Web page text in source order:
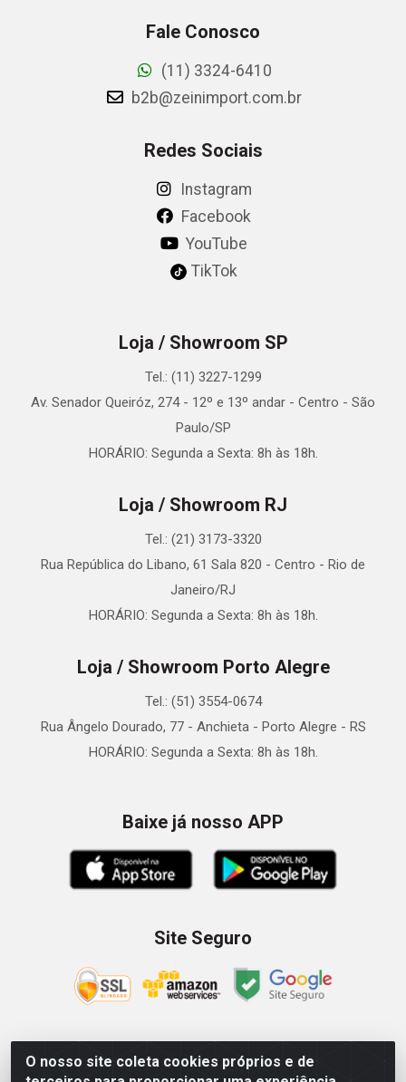
O nosso site coleta cookies próprios e de
Fale Conosco
(11) 3324-6410
b2b@zeinimport.com.br
Redes Sociais
Instagram
Facebook
YouTube
TikTok
Loja / Showroom SP
Tel.: (11) 3227-1299
Av. Senador Queiróz, 274 - 12º e 13º andar - Centro - São
Paulo/SP
HORÁRIO: Segunda a Sexta: 8h às 18h.
Loja / Showroom RJ
Tel.: (21) 3173-3320
Rua República do Libano, 61 Sala 820 - Centro - Rio de
Janeiro/RJ
HORÁRIO: Segunda a Sexta: 8h às 18h.
Loja / Showroom Porto Alegre
Tel.: (51) 3554-0674
Rua Ângelo Dourado, 77 - Anchieta - Porto Alegre - RS
HORÁRIO: Segunda a Sexta: 8h às 18h.
Baixe já nosso APP
Site Seguro
Zein Importação e Comércio LTDA - Av. Senador Queiróz, 274